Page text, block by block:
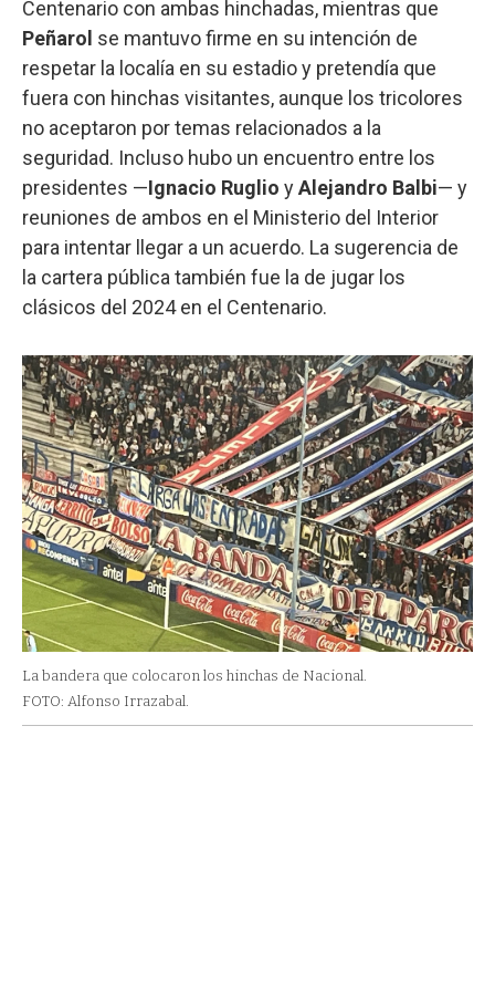
Centenario con ambas hinchadas, mientras que
Peñarol se mantuvo firme en su intención de
respetar la localía en su estadio y pretendía que
fuera con hinchas visitantes, aunque los tricolores
no aceptaron por temas relacionados a la
seguridad. Incluso hubo un encuentro entre los
presidentes —Ignacio Ruglio yAlejandro Balbi— y
reuniones de ambos en el Ministerio del Interior
para intentar llegar a un acuerdo. La sugerencia de
la cartera pública también fue la de jugar los
clásicos del 2024 en el Centenario.
La bandera que colocaron los hinchas de Nacional.
FOTO: Alfonso Irrazabal.